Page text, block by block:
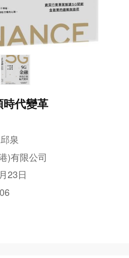
代變革
泉
)有限公司
23日